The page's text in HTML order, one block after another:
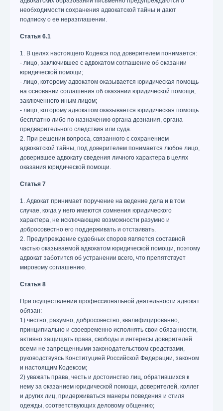
необходимости сохранения адвокатской тайны и дают
подписку о ее неразглашении.
Статья 6.1
1. В целях настоящего Кодекса под доверителем понимается:
- лицо, заключившее с адвокатом соглашение об оказании
юридической помощи;
- лицо, которому адвокатом оказывается юридическая помощь
на основании соглашения об оказании юридической помощи,
заключенного иным лицом;
- лицо, которому адвокатом оказывается юридическая помощь
бесплатно либо по назначению органа дознания, органа
предварительного следствия или суда.
2. При решении вопроса, связанного с сохранением
адвокатской тайны, под доверителем понимается любое лицо,
доверившее адвокату сведения личного характера в целях
оказания юридической помощи.
Статья 7
1. Адвокат принимает поручение на ведение дела и в том
случае, когда у него имеются сомнения юридического
характера, не исключающие возможности разумно и
добросовестно его поддерживать и отстаивать.
2. Предупреждение судебных споров является составной
частью оказываемой адвокатом юридической помощи, поэтому
адвокат заботится об устранении всего, что препятствует
мировому соглашению.
Статья 8
При осуществлении профессиональной деятельности адвокат
обязан:
1) честно, разумно, добросовестно, квалифицированно,
принципиально и своевременно исполнять свои обязанности,
активно защищать права, свободы и интересы доверителей
всеми не запрещенными законодательством средствами,
руководствуясь Конституцией Российской Федерации, законом
и настоящим Кодексом;
2) уважать права, честь и достоинство лиц, обратившихся к
нему за оказанием юридической помощи, доверителей, коллег
и других лиц, придерживаться манеры поведения и стиля
одежды, соответствующих деловому общению;